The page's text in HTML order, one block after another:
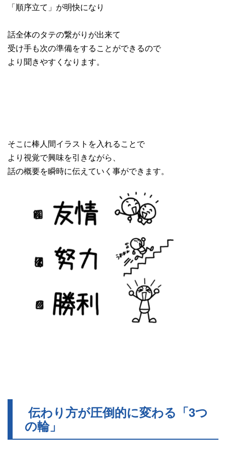
「順序立て」が明快になり
話全体のタテの繋がりが出来て
受け手も次の準備をすることができるので
より聞きやすくなります。
そこに棒人間イラストを入れることで
より視覚で興味を引きながら、
話の概要を瞬時に伝えていく事ができます。
伝わり方が圧倒的に変わる「3つ
の輪」